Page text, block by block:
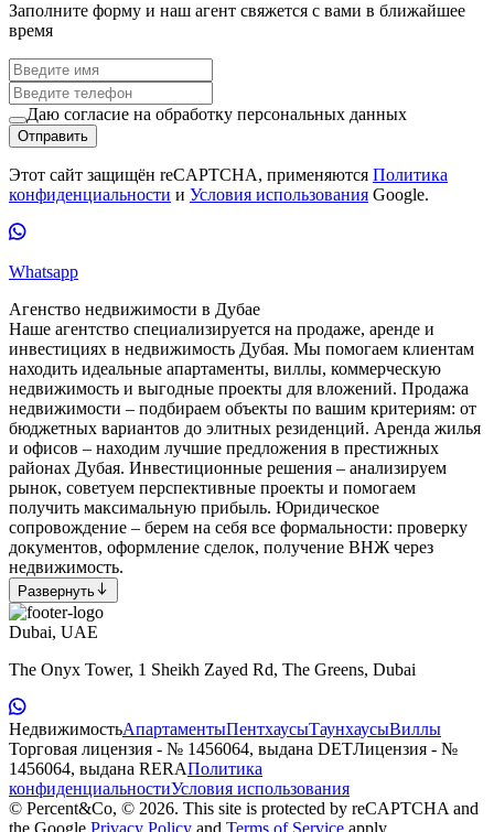
Заполните форму и наш агент свяжется с вами в ближайшее
время
Даю согласие на обработку персональных данных
Отправить
Этот сайт защищён reCAPTCHA, применяются Политика
конфиденциальности и Условия использования Google.
Whatsapp
Агенство недвижимости в Дубае
Наше агентство специализируется на продаже, аренде и
инвестициях в недвижимость Дубая. Мы помогаем клиентам
находить идеальные апартаменты, виллы, коммерческую
недвижимость и выгодные проекты для вложений. Продажа
недвижимости – подбираем объекты по вашим критериям: от
бюджетных вариантов до элитных резиденций. Аренда жилья
и офисов – находим лучшие предложения в престижных
районах Дубая. Инвестиционные решения – анализируем
рынок, советуем перспективные проекты и помогаем
получить максимальную прибыль. Юридическое
сопровождение – берем на себя все формальности: проверку
документов, оформление сделок, получение ВНЖ через
недвижимость.
Развернуть
Dubai, UAE
The Onyx Tower, 1 Sheikh Zayed Rd, The Greens, Dubai
НедвижимостьАпартаментыПентхаусыТаунхаусыВиллы
Торговая лицензия - № 1456064, выдана DETЛицензия - №
1456064, выдана RERAПолитика
конфиденциальностиУсловия использования
© Percent&Co, © 2026. This site is protected by reCAPTCHA and
the Google Privacy Policy and Terms of Service apply